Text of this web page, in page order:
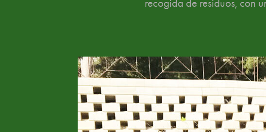
recogida de residuos, con